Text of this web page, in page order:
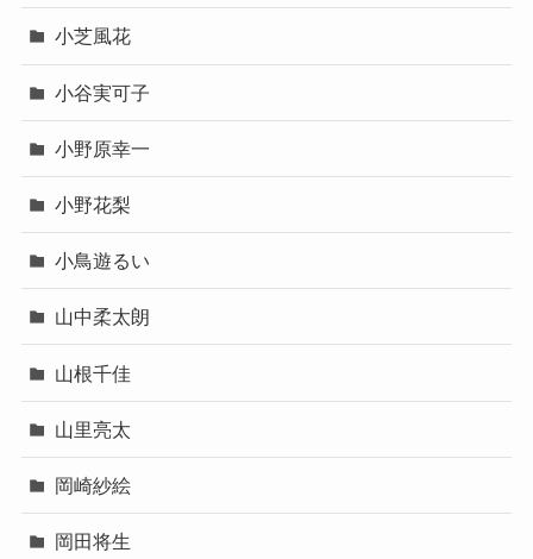
小芝風花
小谷実可子
小野原幸一
小野花梨
小鳥遊るい
山中柔太朗
山根千佳
山里亮太
岡崎紗絵
岡田将生